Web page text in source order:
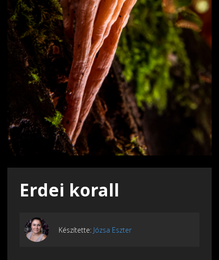
Erdei korall
Készítette: Józsa Eszter